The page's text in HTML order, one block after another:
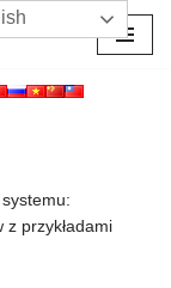
przykładami